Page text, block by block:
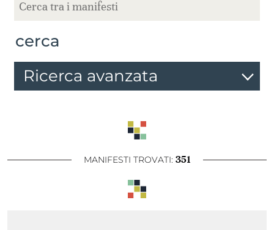
cerca
Ricerca avanzata
MANIFESTI TROVATI: 351